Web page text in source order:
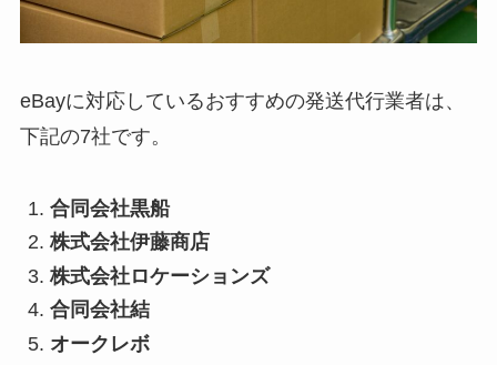
eBayに対応しているおすすめの発送代行業者は、
下記の7社です。
合同会社黒船
株式会社伊藤商店
株式会社ロケーションズ
合同会社結
オークレボ